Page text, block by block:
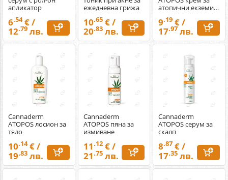
апликатор
6.54€ /
12.79 лв.
ежедневна грижа
10.65€ /
20.83лв.
атопични екземи и
псориазис
9.19 € /
17.97 лв.
Cannaderm
ATOPOS лосион за
тяло
10.14€ /
19.83 лв.
Cannaderm
ATOPOS пяна за
измиване
11.12€ /
21.75лв.
Cannaderm
ATOPOS серум за
скалп
8.87 € /
17.35 лв.